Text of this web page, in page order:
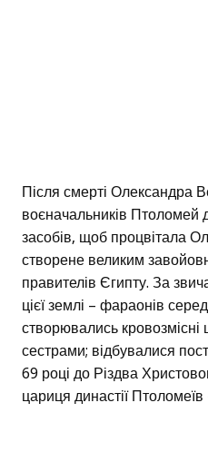
Після смерті Олександра
воєначальників Птоломей
засобів, щоб процвітала
створене великим
правителів Єгипту. За
цієї землі – фараонів серед
створювались
сестрами; відбувалися
69 році до Різдва
цариця династії